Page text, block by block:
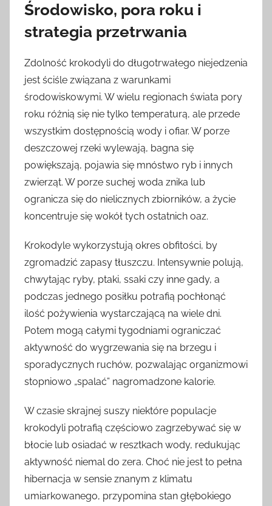
Środowisko, pora roku i
strategia przetrwania
Zdolność krokodyli do długotrwałego niejedzenia
jest ściśle związana z warunkami
środowiskowymi. W wielu regionach świata pory
roku różnią się nie tylko temperaturą, ale przede
wszystkim dostępnością wody i ofiar. W porze
deszczowej rzeki wylewają, bagna się
powiększają, pojawia się mnóstwo ryb i innych
zwierząt. W porze suchej woda znika lub
ogranicza się do nielicznych zbiorników, a życie
koncentruje się wokół tych ostatnich oaz.
Krokodyle wykorzystują okres obfitości, by
zgromadzić zapasy tłuszczu. Intensywnie polują,
chwytając ryby, ptaki, ssaki czy inne gady, a
podczas jednego posiłku potrafią pochłonąć
ilość pożywienia wystarczającą na wiele dni.
Potem mogą całymi tygodniami ograniczać
aktywność do wygrzewania się na brzegu i
sporadycznych ruchów, pozwalając organizmowi
stopniowo „spalać” nagromadzone kalorie.
W czasie skrajnej suszy niektóre populacje
krokodyli potrafią częściowo zagrzebywać się w
błocie lub osiadać w resztkach wody, redukując
aktywność niemal do zera. Choć nie jest to pełna
hibernacja w sensie znanym z klimatu
umiarkowanego, przypomina stan głębokiego